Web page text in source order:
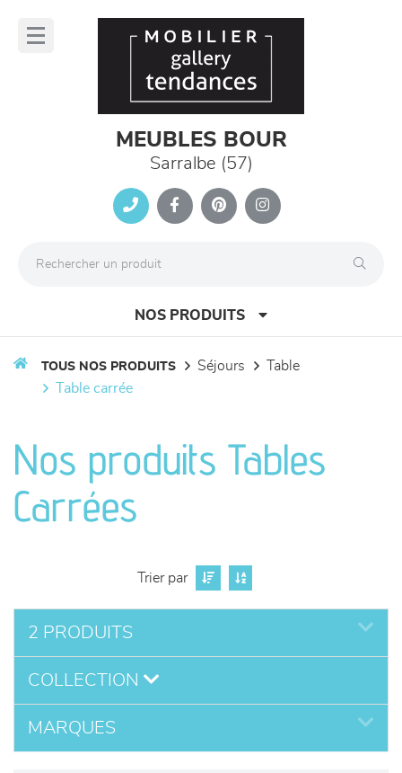
MEUBLES BOUR
Sarralbe (57)
NOS PRODUITS
séjours
meubles de complément
literie
décoration
TOUS NOS PRODUITS séjours
table
table carrée
Nos produits Tables
Carrées
Trier par
2 PRODUITS
COLLECTION
MARQUES